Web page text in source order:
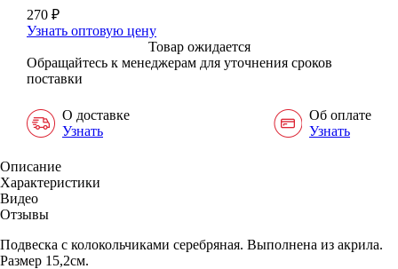
270 ₽
Узнать оптовую цену
Товар ожидается
Обращайтесь к менеджерам для уточнения сроков
поставки
О доставке
Узнать
Об оплате
Узнать
Описание
Характеристики
Видео
Отзывы
Подвеска с колокольчиками серебряная. Выполнена из акрила.
Размер 15,2см.